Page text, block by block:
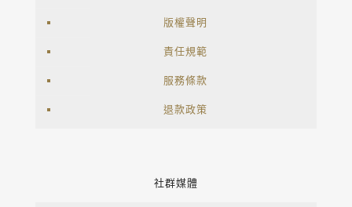
版權聲明
責任規範
服務條款
退款政策
社群媒體